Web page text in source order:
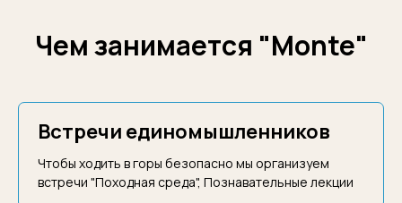
Чем занимается "Monte"
Встречи единомышленников
Чтобы ходить в горы безопасно мы организуем
встречи "Походная среда", Познавательные лекции